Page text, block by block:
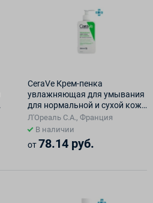
CeraVe Крем-пенка
увлажняющая для умывания
для нормальной и сухой кожи
236мл
Л'Ореаль С.А., Франция
В наличии
от78.14 руб.